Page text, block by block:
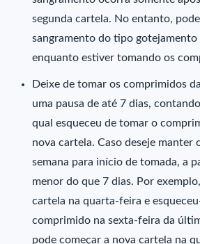
segunda cartela. No entanto,
sangramento do tipo gotejamento
enquanto estiver tomando os
Deixe de tomar os comprimidos
uma pausa de até 7 dias,
qual esqueceu de tomar o
nova cartela. Caso deseje manter
semana para início de tomada, a
menor do que 7 dias. Por
cartela na quarta-feira e
comprimido na sexta-feira da
pode começar a nova cartela na